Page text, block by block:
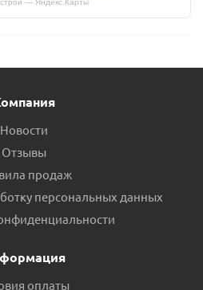
— Яндекс.Карты
Новости
Отзывы
продаж
персональных данных
оплаты